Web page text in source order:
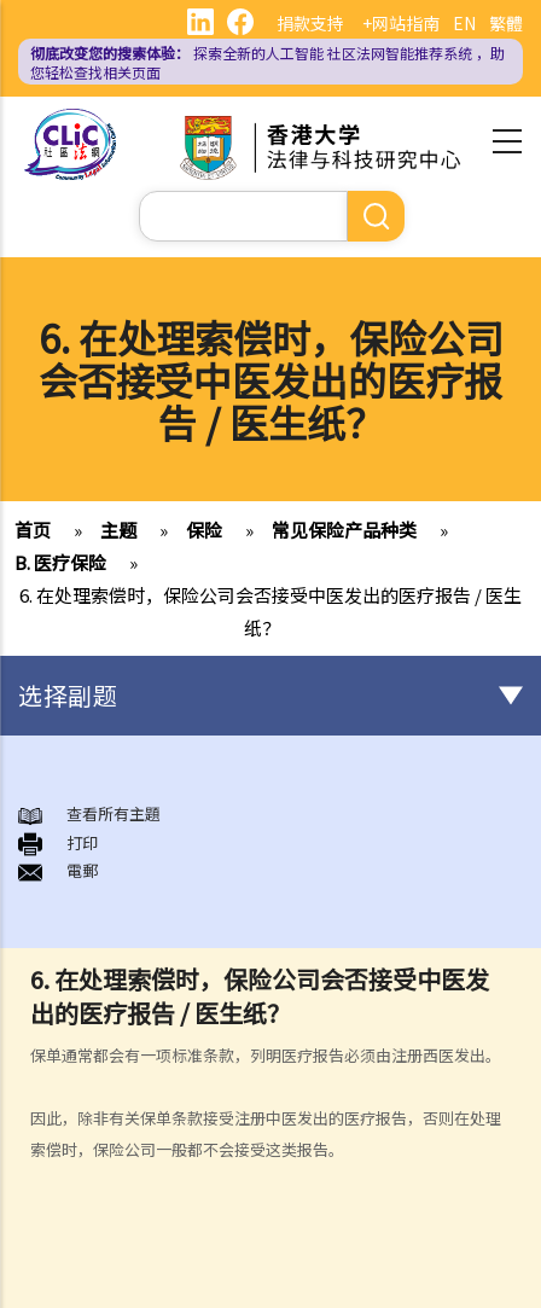
主
EN 繁體
捐款支持 +网站指南
彻底改变您的搜索体验： 探索全新的人工智能社区法网智能推荐系统 ，助
您轻松查找相关页面
搜
索
6. 在处理索偿时，保险公司
会否接受中医发出的医疗报
告 / 医生纸？
首页 » 主题 » 保险 » 常见保险产品种类
»
B. 医疗保险
»
6. 在处理索偿时，保险公司会否接受中医发出的医疗报告 / 医生
纸？
6. 在处理索偿时，保险公司会否接受中医发
出的医疗报告 / 医生纸？
保单通常都会有一项标准条款，列明医疗报告必须由注册西医发出。
因此，除非有关保单条款接受注册中医发出的医疗报告，否则在处理
索偿时，保险公司一般都不会接受这类报告。
选择副题
1. 投保人或保单持有人可能没有向保险公司披露所有个人资料。没有这
样的披露会导致索偿被拒绝吗？哪些重要事实必须披露？
2. 除上述问题外，若一些没有披露的资料与该项索偿无关（例如，我因
项索偿吗？
3. 保险单中常见的「不保项目」是甚么？
4. 我迟了一周（或一个月）缴交保费。我的保单仍然有效吗？如果在缴
吗？
6. 我为同一风险（例如住院或家居损毁）购买了几份保单。我可以从所
查看所有主題
打印
電郵